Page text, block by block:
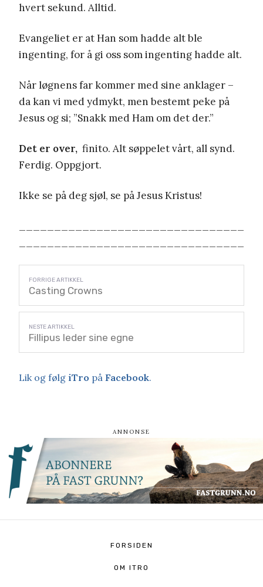
hvert sekund. Alltid.
Evangeliet er at Han som hadde alt ble
ingenting, for å gi oss som ingenting hadde alt.
Når løgnens far kommer med sine anklager –
da kan vi med ydmykt, men bestemt peke på
Jesus og si; ”Snakk med Ham om det der.”
Det er over, finito. Alt søppelet vårt, all synd.
Ferdig. Oppgjort.
Ikke se på deg sjøl, se på Jesus Kristus!
Casting Crowns
Fillipus leder sine egne
Lik og følg iTro på Facebook.
FORSIDEN
OM ITRO